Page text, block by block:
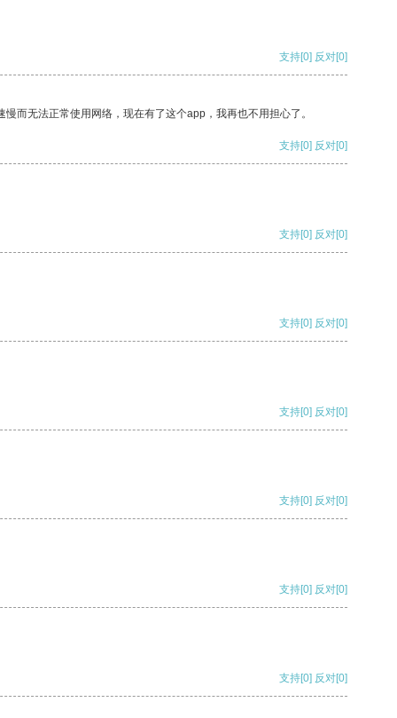
支持[0] 反对[0]
而无法正常使用网络，现在有了这个app，我再也不用担心了。
支持[0] 反对[0]
支持[0] 反对[0]
支持[0] 反对[0]
支持[0] 反对[0]
支持[0] 反对[0]
支持[0] 反对[0]
支持[0] 反对[0]